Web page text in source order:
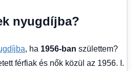
nyugdíjba?
, ha 1956-ban születtem?
férfiak és nők közül az 1956. I.